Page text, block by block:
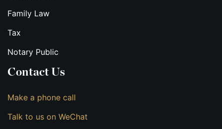
Family Law
Tax
Notary Public
Contact Us
Make a phone call
Talk to us on WeChat